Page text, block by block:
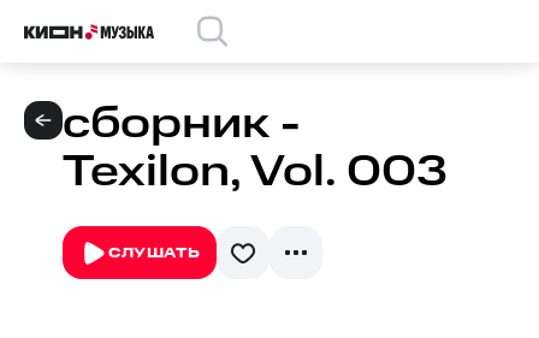
сборник -
Texilon, Vol. 003
СЛУШАТЬ